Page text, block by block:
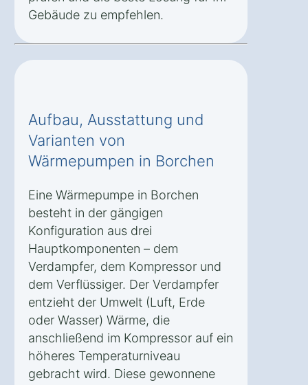
Gebäude zu empfehlen.
Aufbau, Ausstattung und
Varianten von
Wärmepumpen in Borchen
Eine Wärmepumpe in Borchen
besteht in der gängigen
Konfiguration aus drei
Hauptkomponenten – dem
Verdampfer, dem Kompressor und
dem Verflüssiger. Der Verdampfer
entzieht der Umwelt (Luft, Erde
oder Wasser) Wärme, die
anschließend im Kompressor auf ein
höheres Temperaturniveau
gebracht wird. Diese gewonnene